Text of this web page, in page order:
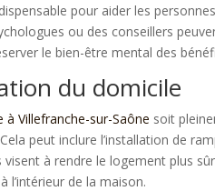
pour aider les
ou des conseillers
le bien-être mental des
du domicile
Villefranche-sur-Saône soit
peut inclure l’installation de
à rendre le logement plus
l’intérieur de la maison.